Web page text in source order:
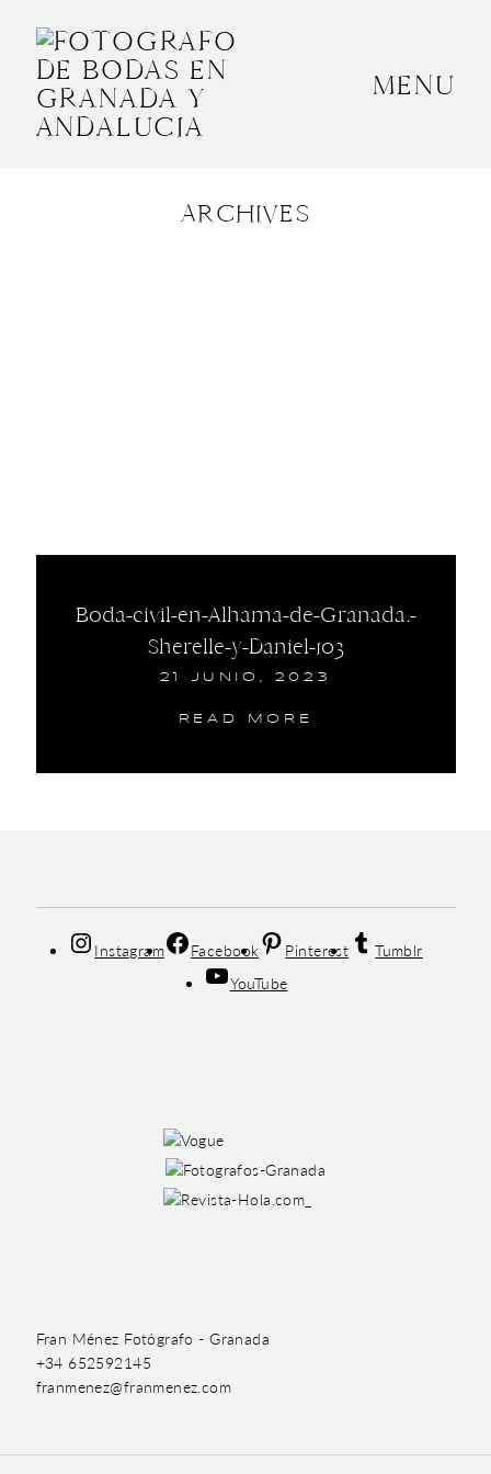
MENU
ARCHIVES
Boda-civil-en-Alhama-de-Granada.-
Sherelle-y-Daniel-103
21 JUNIO, 2023
READ MORE
BODAS
Instagram Facebook Pinterest
Tumblr
YouTube
Fran Ménez Fotógrafo - Granada
+34 652592145
franmenez@franmenez.com